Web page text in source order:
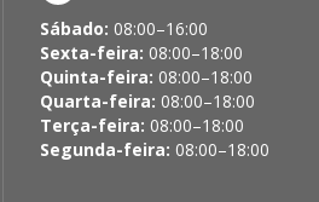
Sábado: 08:00–16:00
Sexta-feira: 08:00–18:00
Quinta-feira: 08:00–18:00
Quarta-feira: 08:00–18:00
Terça-feira: 08:00–18:00
Segunda-feira: 08:00–18:00